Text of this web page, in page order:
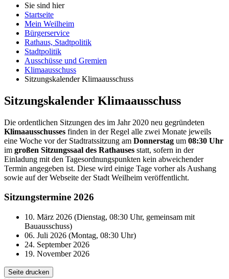
Sie sind hier
Startseite
Mein Weilheim
Bürgerservice
Rathaus, Stadtpolitik
Stadtpolitik
Ausschüsse und Gremien
Klimaausschuss
Sitzungskalender Klimaausschuss
Sitzungskalender Klimaausschuss
Die ordentlichen Sitzungen des im Jahr 2020 neu gegründeten
Klimaausschusses finden in der Regel alle zwei Monate jeweils
eine Woche vor der Stadtratssitzung am Donnerstag um 08:30 Uhr
im großen Sitzungssaal des Rathauses statt, sofern in der
Einladung mit den Tagesordnungspunkten kein abweichender
Termin angegeben ist. Diese wird einige Tage vorher als Aushang
sowie auf der Webseite der Stadt Weilheim veröffentlicht.
Sitzungstermine 2026
10. März 2026 (Dienstag, 08:30 Uhr, gemeinsam mit
Bauausschuss)
06. Juli 2026 (Montag, 08:30 Uhr)
24. September 2026
19. November 2026
Seite drucken